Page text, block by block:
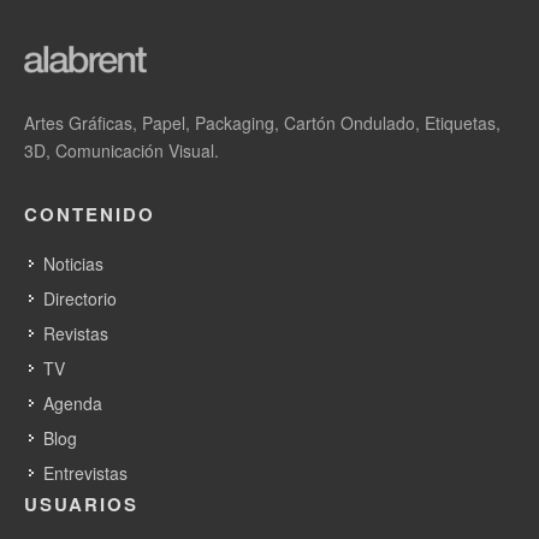
Cuando se imprime en papel brillo, la tinta transparente Chroma
Optimiser suprime las luces reflejadas e iguala el brillo, lo que
las fotografías, independientemente de la iluminación, el ángulo
de visionado y otras condiciones ambientales. Cuando se
permite conseguir negros intensos y definidos. Asimismo,
también mejora la resistencia a la luz y a los arañazos, a la vez
que crea resultados expresivos que reproducen colores ricos y
La espuma de poliestireno utilizada en el envase del modelo
anterior3 ha sido sustituida por cartón corrugado reciclable y
moldes de pasta de papel, para reducir la utilización de
plásticos de un solo uso.
Artes Gráficas, Papel, Packaging, Cartón Ondulado, Etiquetas,
3D, Comunicación Visual.
CONTENIDO
Noticias
Directorio
Revistas
TV
Agenda
Blog
Entrevistas
USUARIOS